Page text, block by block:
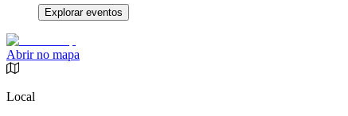
Explorar eventos
Abrir no mapa
Local